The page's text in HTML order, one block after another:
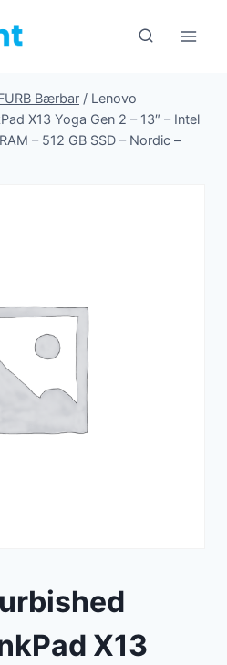
Bærbar / Lenovo
X13 Yoga Gen 2 – 13″ – Intel
– 512 GB SSD – Nordic –
X13